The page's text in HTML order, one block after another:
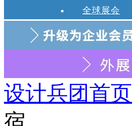
全球展会
设计兵团首页